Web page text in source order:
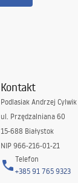
Kontakt
Podlasiak Andrzej Cylwik
ul. Przędzalniana 60
15-688 Białystok
NIP 966-216-01-21
Telefon
+385 91 765 9323